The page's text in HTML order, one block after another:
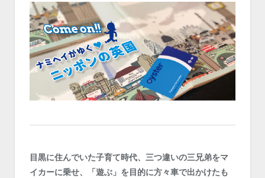
目黒に住んでいた子育て時代、三つ違いの三兄弟をマ
イカーに乗せ、「遊ぶ」を目的に方々車で出かけたも